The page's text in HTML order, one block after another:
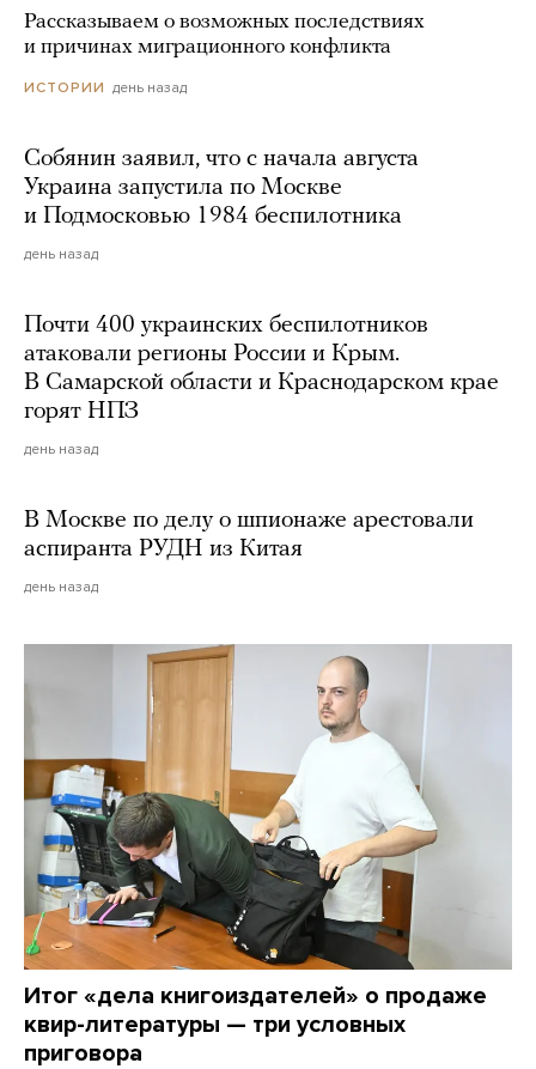
Рассказываем о возможных последствиях
и причинах миграционного конфликта
ИСТОРИИ день назад
Собянин заявил, что с начала августа
Украина запустила по Москве
и Подмосковью 1984 беспилотника
день назад
Почти 400 украинских беспилотников
атаковали регионы России и Крым.
В Самарской области и Краснодарском крае
горят НПЗ
день назад
В Москве по делу о шпионаже арестовали
аспиранта РУДН из Китая
день назад
Итог «дела книгоиздателей» о продаже
квир-литературы — три условных
приговора